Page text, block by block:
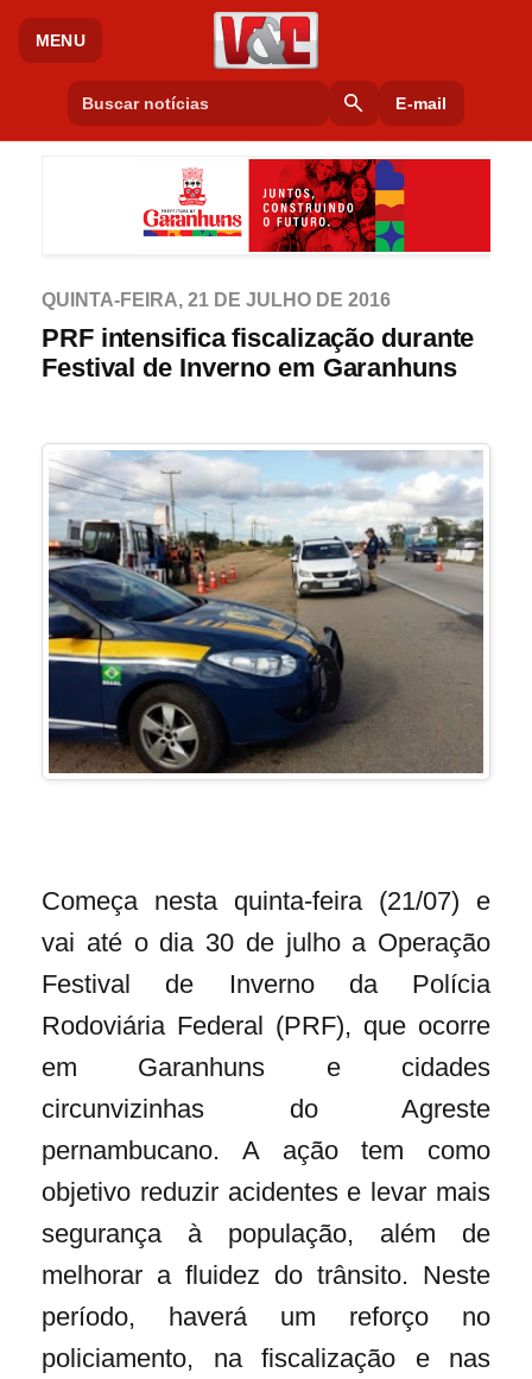
MENU
search E-mail
QUINTA-FEIRA, 21 DE JULHO DE 2016
PRF intensifica fiscalização durante
Festival de Inverno em Garanhuns
Começa nesta quinta-feira (21/07) e
vai até o dia 30 de julho a Operação
Festival de Inverno da Polícia
Rodoviária Federal (PRF), que ocorre
em Garanhuns e cidades
circunvizinhas do Agreste
pernambucano. A ação tem como
objetivo reduzir acidentes e levar mais
segurança à população, além de
melhorar a fluidez do trânsito. Neste
período, haverá um reforço no
policiamento, na fiscalização e nas